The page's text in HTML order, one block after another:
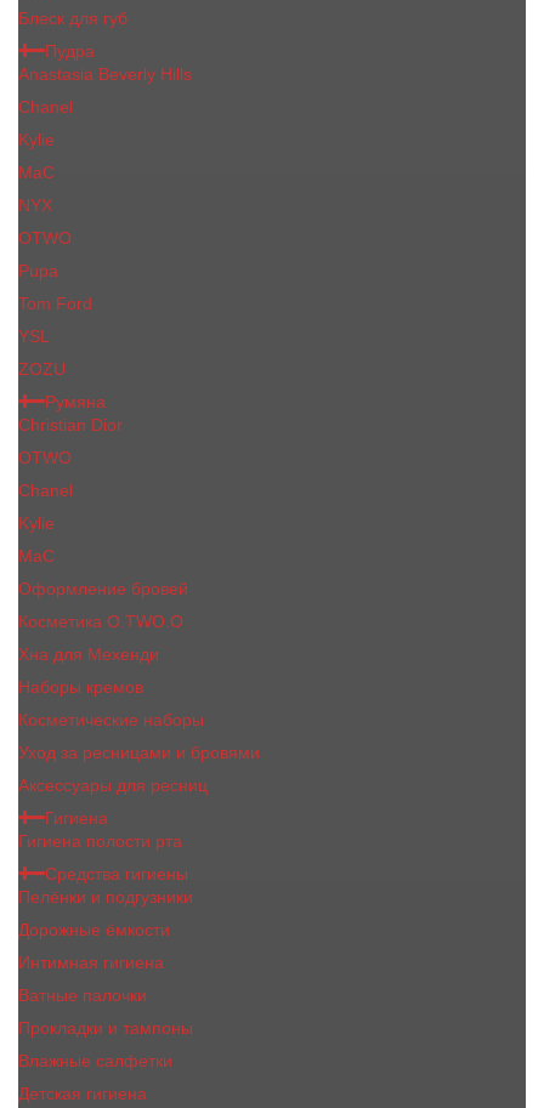
Блеск для губ
Пудра
Anastasia Beverly Hills
Chanel
Kylie
MaC
NYX
OTWO
Pupa
Tom Ford
YSL
ZOZU
Румяна
Christian Dior
OTWO
Сhanеl
Kylie
MaC
Оформление бровей
Косметика O.TWO.O
Хна для Мехенди
Наборы кремов
Косметические наборы
Уход за ресницами и бровями
Аксессуары для ресниц
Гигиена
Гигиена полости рта
Средства гигиены
Пелёнки и подгузники
Дорожные ёмкости
Интимная гигиена
Ватные палочки
Прокладки и тампоны
Влажные салфетки
Детская гигиена